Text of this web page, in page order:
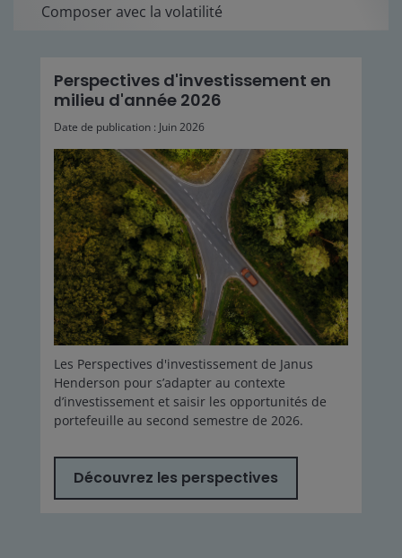
Composer avec la volatilité
Perspectives d'investissement en
milieu d'année 2026
Date de publication : Juin 2026
Les Perspectives d'investissement de Janus
Henderson pour s’adapter au contexte
d’investissement et saisir les opportunités de
portefeuille au second semestre de 2026.
Découvrez les perspectives